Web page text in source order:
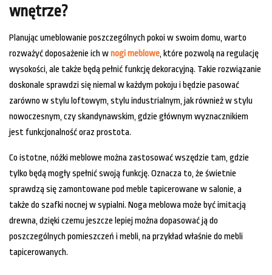
wnętrze?
Planując umeblowanie poszczególnych pokoi w swoim domu, warto
rozważyć doposażenie ich wnogi meblowe, które pozwolą na regulację
wysokości, ale także będą pełnić funkcję dekoracyjną. Takie rozwiązanie
doskonale sprawdzi się niemal w każdym pokoju i będzie pasować
zarówno w stylu loftowym, stylu industrialnym, jak również w stylu
nowoczesnym, czy skandynawskim, gdzie głównym wyznacznikiem
jest funkcjonalność oraz prostota.
Co istotne, nóżki meblowe można zastosować wszędzie tam, gdzie
tylko będą mogły spełnić swoją funkcję. Oznacza to, że świetnie
sprawdzą się zamontowane pod meble tapicerowane w salonie, a
także do szafki nocnej w sypialni. Noga meblowa może być imitacją
drewna, dzięki czemu jeszcze lepiej można dopasować ją do
poszczególnych pomieszczeń i mebli, na przykład właśnie do mebli
tapicerowanych.